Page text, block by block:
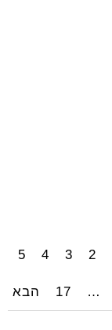
2
3
4
5
…
17 הבא